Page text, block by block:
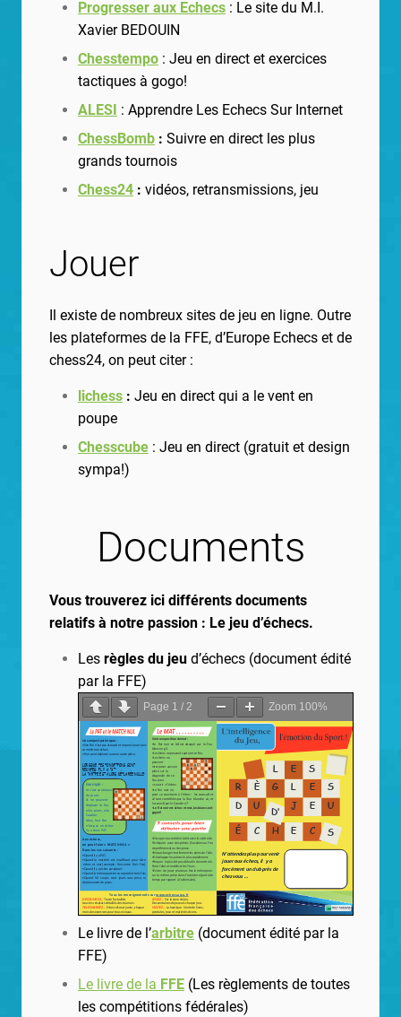
Progresser aux Echecs : Le site du M.I.
Xavier BEDOUIN
Chesstempo : Jeu en direct et exercices
tactiques à gogo!
ALESI : Apprendre Les Echecs Sur Internet
ChessBomb : Suivre en direct les plus
grands tournois
Chess24 : vidéos, retransmissions, jeu
Jouer
Il existe de nombreux sites de jeu en ligne. Outre
les plateformes de la FFE, d’Europe Echecs et de
chess24, on peut citer :
lichess : Jeu en direct qui a le vent en
poupe
Chesscube : Jeu en direct (gratuit et design
sympa!)
Documents
Vous trouverez ici différents documents
relatifs à notre passion : Le jeu d’échecs.
Les règles du jeu d’échecs (document édité
par la FFE)
Page 1 / 2 Zoom 100%
Le livre de l’arbitre (document édité par la
FFE)
Le livre de la FFE (Les règlements de toutes
les compétitions fédérales)